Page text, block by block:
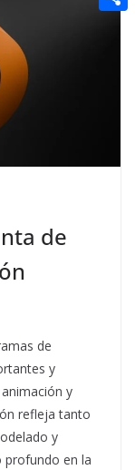
de
de
y
y
refleja tanto
y
profundo en la
n
a
r